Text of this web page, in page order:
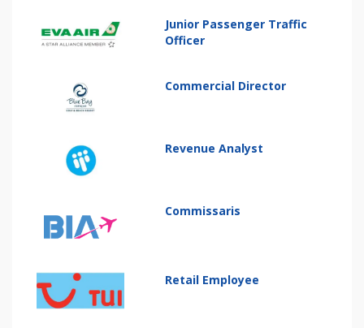
Junior Passenger Traffic
Officer
Commercial Director
Revenue Analyst
Commissaris
Retail Employee